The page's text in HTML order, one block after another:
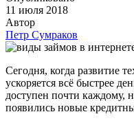
11 июля 2018
Автор
Петр Сумраков
Сегодня, когда развитие
ускоряется всё быстрее
доступен почти каждому,
появились новые